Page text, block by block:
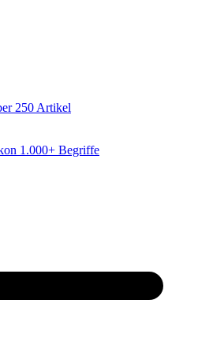
250 Artikel
1.000+ Begriffe